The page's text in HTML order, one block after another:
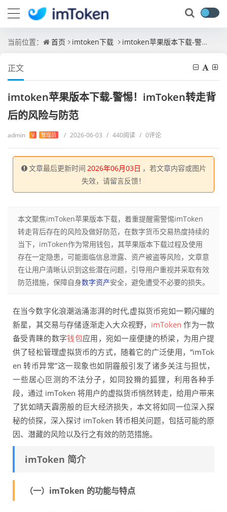
当前位置： 首页 imtoken下载 imtoken苹果版本下载-警惕！imToken转走背后的风险与防范
正文
imtoken苹果版本下载-警惕！imToken转走背
后的风险与防范
admin V 管理员 / 2026-06-03 / 440阅读 / 0评论
文章最后更新时间 2026年06月03日 ，若文章内容或图片
失效，请留言反馈！
本文聚焦imToken苹果版本下载，着重提醒需警惕imToken
转走背后存在的风险及做好防范，在数字货币交易热度持续的
当下，imToken作为常用钱包，其苹果版本下载过程及使用
存在一定隐患，可能面临信息泄露、资产被盗等风险，文章意
在让用户清晰认识到这些潜在问题，引导用户重视并采取有效
防范措施，保障自身数字资产安全，避免遭受不必要的损失。
在当今数字化浪潮汹涌澎湃的时代,虚拟货币宛如一颗闪耀的
新星，其交易与存储逐渐走入大众视野， imToken 作为一款
备受青睐的数字钱包应用，宛如一座便捷的桥梁，为用户提
供了轻松管理虚拟货币的方式，随着它的广泛使用，“imTok
en 转币异常”这一现象也如阴霾般引发了诸多关注与担忧，
一些居心叵测的不法分子，如同狡猾的狐狸，利用各种手
段，通过 imToken 将用户的虚拟货币悄然转走，给用户带来
了犹如晴天霹雳般的巨大经济损失，本文将如同一位深入探
秘的侦探，深入探讨 imToken 转币相关问题，包括可能的原
因、潜藏的风险以及行之有效的防范措施。
imToken 简介
（一）imToken 的功能与特点